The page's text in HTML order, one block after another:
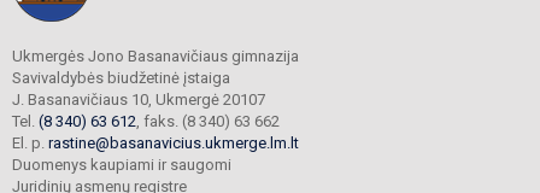
Ukmergės Jono Basanavičiaus gimnazija
Savivaldybės biudžetinė įstaiga
J. Basanavičiaus 10, Ukmergė 20107
Tel. (8 340) 63 612, faks. (8 340) 63 662
El. p. rastine@basanavicius.ukmerge.lm.lt
Duomenys kaupiami ir saugomi
Juridinių asmenų registre